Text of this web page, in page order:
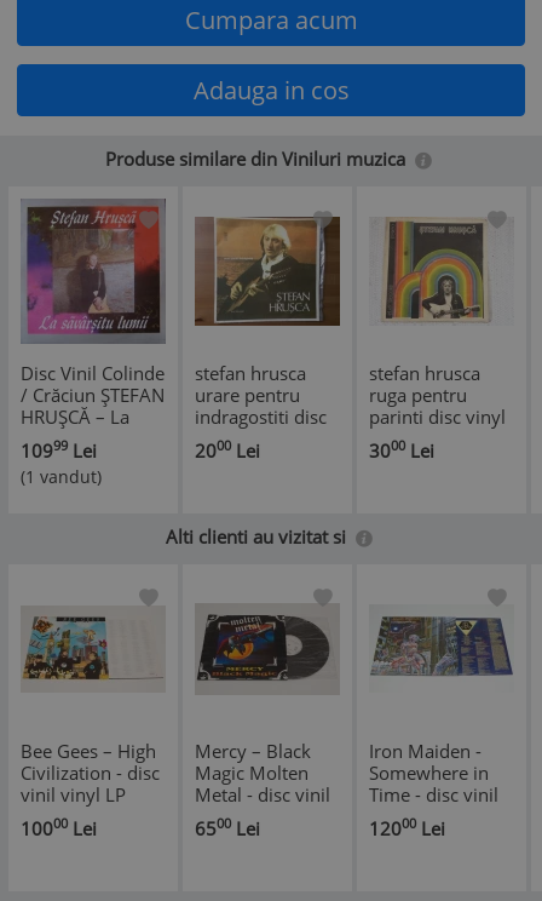
Cumpara acum
Adauga in cos
Produse similare din Viniluri muzica
Disc Vinil Colinde
/ Crăciun ȘTEFAN
HRUȘCĂ – La
Săvârșitu Lumii,
EXCELENT
10999 Lei
(1 vandut)
stefan hrusca
urare pentru
indragostiti disc
vinyl lp album
muzica usoara
EDE 03079 VG++
2000 Lei
stefan hrusca
ruga pentru
parinti disc vinyl
lp album muzica
folk usoara
3000 Lei
Alti clienti au vizitat si
Bee Gees – High
Civilization - disc
vinil vinyl LP
10000 Lei
Mercy – Black
Magic Molten
Metal - disc vinil
vinyl LP
6500 Lei
Iron Maiden -
Somewhere in
Time - disc vinil
vinyl LP NOU
12000 Lei